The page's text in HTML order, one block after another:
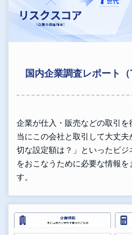
国内企業調査レポート（
企業が仕入・販売などの取引
当にこの会社と取引して大丈
切な設定額は？」といったビ
をおこなうために必要な情報
す。